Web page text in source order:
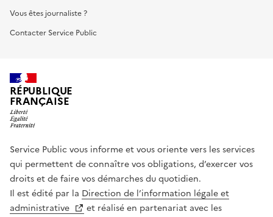
Vous êtes journaliste ?
Contacter Service Public
RÉPUBLIQUE
FRANÇAISE
Service Public vous informe et vous oriente vers les services
qui permettent de connaître vos obligations, d’exercer vos
droits et de faire vos démarches du quotidien.
Il est édité par la Direction de l’information légale et
administrative
et réalisé en partenariat avec les